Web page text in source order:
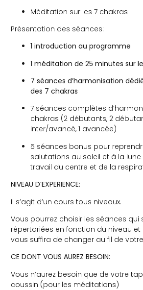
Méditation sur les 7 chakras
Présentation des séances:
1 introduction au programme
1 méditation de 25 minutes sur
7 séances d’harmonisation
des 7 chakras
7 séances complètes
chakras (2 débutants, 2
inter/avancé, 1 avancée)
5 séances bonus pour
salutations au soleil et à la lune
travail du centre et de la
NIVEAU D’EXPERIENCE:
Il s’agit d’un cours tous niveaux.
Vous pourrez choisir les séances qui
répertoriées en fonction du niveau et
vous suffira de changer au fil de
CE DONT VOUS AUREZ BESOIN:
Vous n’aurez besoin que de votre
coussin (pour les méditations)